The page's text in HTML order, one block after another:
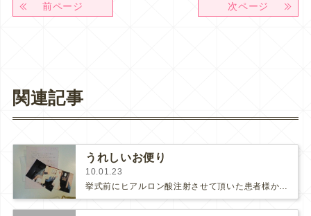
前ページ 次ページ
関連記事
うれしいお便り
10.01.23
挙式前にヒアルロン酸注射させて頂いた患者様からお便りが届きました(･∀･)♪♪Ｏ様は40代。お子様を連れての2回目の結婚式だ…